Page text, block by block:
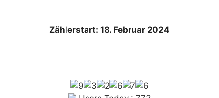
Zählerstart: 18. Februar 2024